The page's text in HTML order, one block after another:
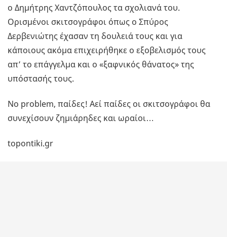
ο Δημήτρης Χαντζόπουλος τα σχολιανά του.
Ορισμένοι σκιτσογράφοι όπως ο Σπύρος
Δερβενιώτης έχασαν τη δουλειά τους και για
κάποιους ακόμα επιχειρήθηκε ο εξοβελισμός τους
απ’ το επάγγελμα και ο «ξαφνικός θάνατος» της
υπόστασής τους.
No problem, παίδες! Αεί παίδες οι σκιτσογράφοι θα
συνεχίσουν ζημιάρηδες και ωραίοι…
topontiki.gr